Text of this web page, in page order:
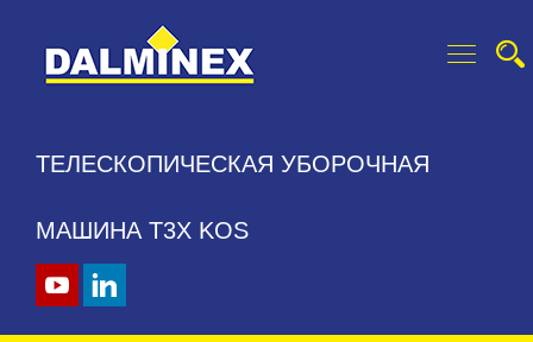
ТЕЛЕСКОПИЧЕСКАЯ УБОРОЧНАЯ
МАШИНА T3X KOS